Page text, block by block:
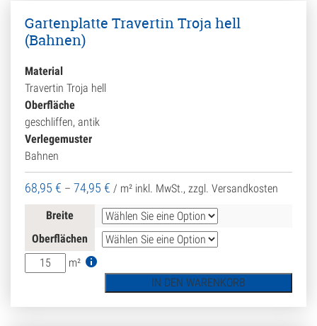
Gartenplatte Travertin Troja hell
(Bahnen)
Material
Travertin Troja hell
Oberfläche
geschliffen, antik
Verlegemuster
Bahnen
68,95 € – 74,95 € / m² inkl. MwSt., zzgl. Versandkosten
Breite
Oberflächen
Gartenplatte
Travertin
hell
m²
IN DEN WARENKORB